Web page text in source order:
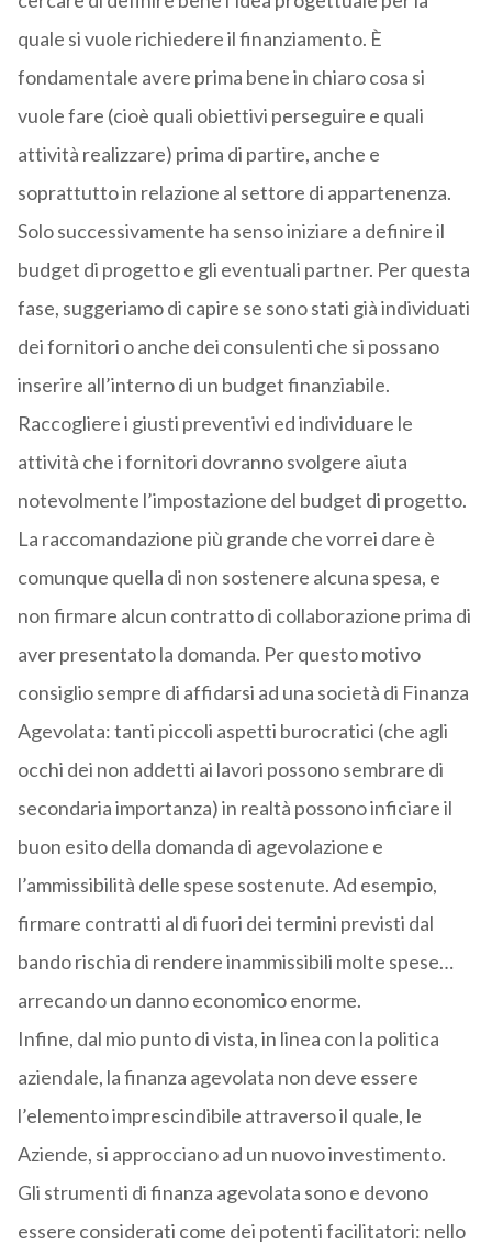
quale si vuole richiedere il finanziamento. È
fondamentale avere prima bene in chiaro cosa si
vuole fare (cioè quali obiettivi perseguire e quali
attività realizzare) prima di partire, anche e
soprattutto in relazione al settore di appartenenza.
Solo successivamente ha senso iniziare a definire il
budget di progetto e gli eventuali partner. Per questa
fase, suggeriamo di capire se sono stati già individuati
dei fornitori o anche dei consulenti che si possano
inserire all’interno di un budget finanziabile.
Raccogliere i giusti preventivi ed individuare le
attività che i fornitori dovranno svolgere aiuta
notevolmente l’impostazione del budget di progetto.
La raccomandazione più grande che vorrei dare è
comunque quella di non sostenere alcuna spesa, e
non firmare alcun contratto di collaborazione prima di
aver presentato la domanda. Per questo motivo
consiglio sempre di affidarsi ad una società di Finanza
Agevolata: tanti piccoli aspetti burocratici (che agli
occhi dei non addetti ai lavori possono sembrare di
secondaria importanza) in realtà possono inficiare il
buon esito della domanda di agevolazione e
l’ammissibilità delle spese sostenute. Ad esempio,
firmare contratti al di fuori dei termini previsti dal
bando rischia di rendere inammissibili molte spese…
arrecando un danno economico enorme.
Infine, dal mio punto di vista, in linea con la politica
aziendale, la finanza agevolata non deve essere
l’elemento imprescindibile attraverso il quale, le
Aziende, si approcciano ad un nuovo investimento.
Gli strumenti di finanza agevolata sono e devono
essere considerati come dei potenti facilitatori: nello